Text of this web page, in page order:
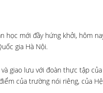
học mới đầy hứng khởi, hôm
gia Hà Nội.
giao lưu với đoàn thực tập
của trường nói riêng, của